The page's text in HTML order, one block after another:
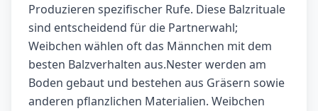
Produzieren spezifischer Rufe. Diese Balzrituale
sind entscheidend für die Partnerwahl;
Weibchen wählen oft das Männchen mit dem
besten Balzverhalten aus.Nester werden am
Boden gebaut und bestehen aus Gräsern sowie
anderen pflanzlichen Materialien. Weibchen